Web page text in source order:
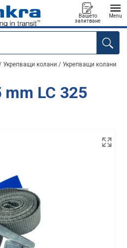
Вашето
запитване
Menu
Укрепващи колани / Укрепващи колани
mm LC 325